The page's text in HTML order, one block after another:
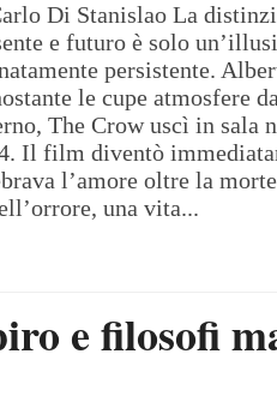
Di Stanislao La
e futuro è solo
persistente.
le cupe atmosfere
The Crow uscì in sala
Il film diventò
l’amore oltre la
una vita...
e filosofi